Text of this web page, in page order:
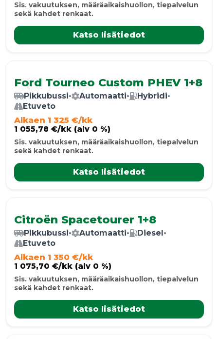
Sis. vakuutuksen, määräaikaishuollon, tiepalvelun
sekä kahdet renkaat.
Katso lisätiedot
Ford Tourneo Custom PHEV 1+8
Pikkubussi• Automaatti• Hybridi•
Etuveto
Alkaen 1 325 €/kk
1 055,78 €/kk (alv 0 %)
Sis. vakuutuksen, määräaikaishuollon, tiepalvelun
sekä kahdet renkaat.
Katso lisätiedot
Citroën Spacetourer 1+8
Pikkubussi• Automaatti• Diesel •
Etuveto
Alkaen 1 350 €/kk
1 075,70 €/kk (alv 0 %)
Sis. vakuutuksen, määräaikaishuollon, tiepalvelun
sekä kahdet renkaat.
Katso lisätiedot